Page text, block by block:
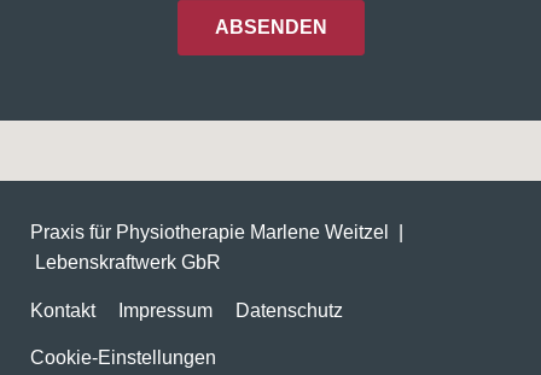
ABSENDEN
Praxis für Physiotherapie Marlene Weitzel |
Lebenskraftwerk GbR
Kontakt Impressum Datenschutz
Cookie-Einstellungen